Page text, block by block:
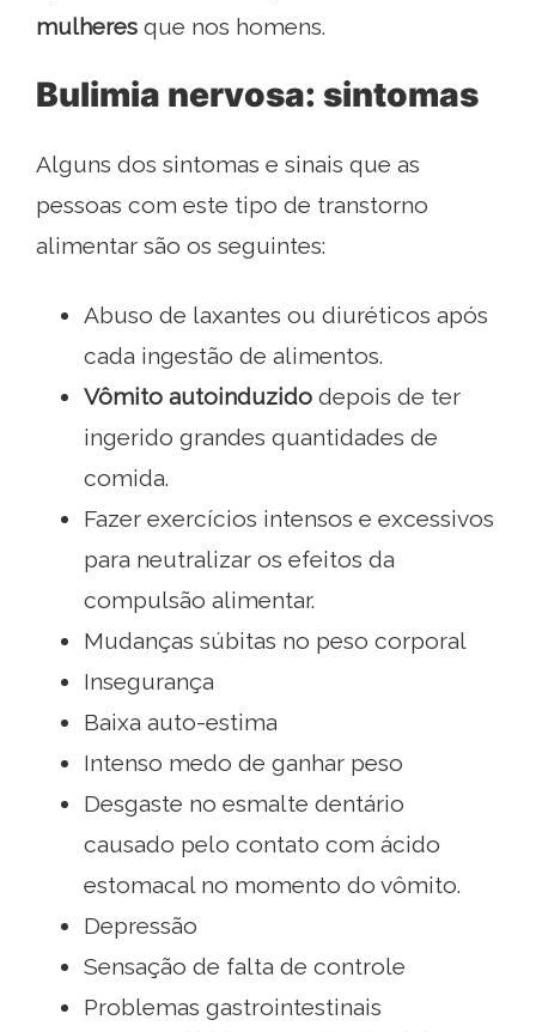
mulheres que nos homens.
Bulimia nervosa: sintomas
Alguns dos sintomas e sinais que as
pessoas com este tipo de transtorno
alimentar são os seguintes:
Abuso de laxantes ou diuréticos após
cada ingestão de alimentos.
Vômito autoinduzido depois de ter
ingerido grandes quantidades de
comida.
Fazer exercícios intensos e excessivos
para neutralizar os efeitos da
compulsão alimentar.
Mudanças súbitas no peso corporal
Insegurança
Baixa auto-estima
Intenso medo de ganhar peso
Desgaste no esmalte dentário
causado pelo contato com ácido
estomacal no momento do vômito.
Depressão
Sensação de falta de controle
Problemas gastrointestinais